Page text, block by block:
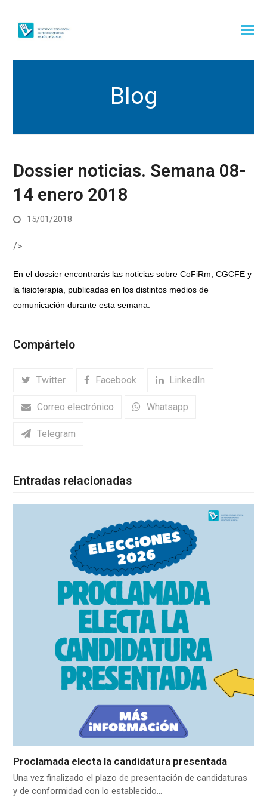
Blog
Dossier noticias. Semana 08-
14 enero 2018
15/01/2018
/>
En el dossier encontrarás las noticias sobre CoFiRm, CGCFE y
la fisioterapia, publicadas en los distintos medios de
comunicación durante esta semana.
Compártelo
Twitter Facebook LinkedIn
Correo electrónico Whatsapp
Telegram
Entradas relacionadas
Proclamada electa la candidatura presentada
Una vez finalizado el plazo de presentación de candidaturas
y de conformidad con lo establecido…